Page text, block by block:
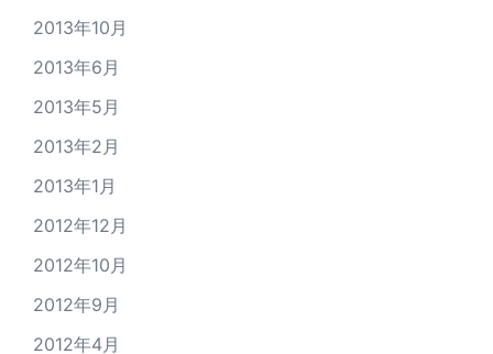
2013年10月
2013年6月
2013年5月
2013年2月
2013年1月
2012年12月
2012年10月
2012年9月
2012年4月